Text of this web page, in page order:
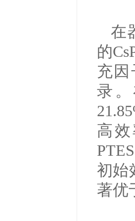
在
的
充因
录
高效
初始
著优